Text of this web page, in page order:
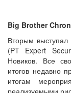
Big Brother
Вторым выступал
(PT Expert
Новиков. Все
итогов недавно
итогам
реализуемыми